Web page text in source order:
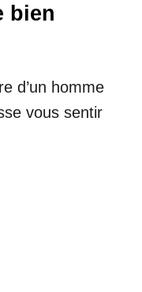
bien
d’un homme
vous sentir